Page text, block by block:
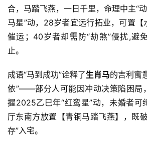
合，马踏飞燕，一日千里，命理中主“
马星”动，28岁者宜远行拓业，可置
催运；40岁者却需防“劫煞”侵扰,避
止。
成语“马到成功”诠释了生肖马的吉利寓
依”——部分人可能因冲动决策陷困局
握2025乙巳年“红鸾星”动，未婚者可
厅东南方放置【青铜马踏飞燕】，既
存”入宅。